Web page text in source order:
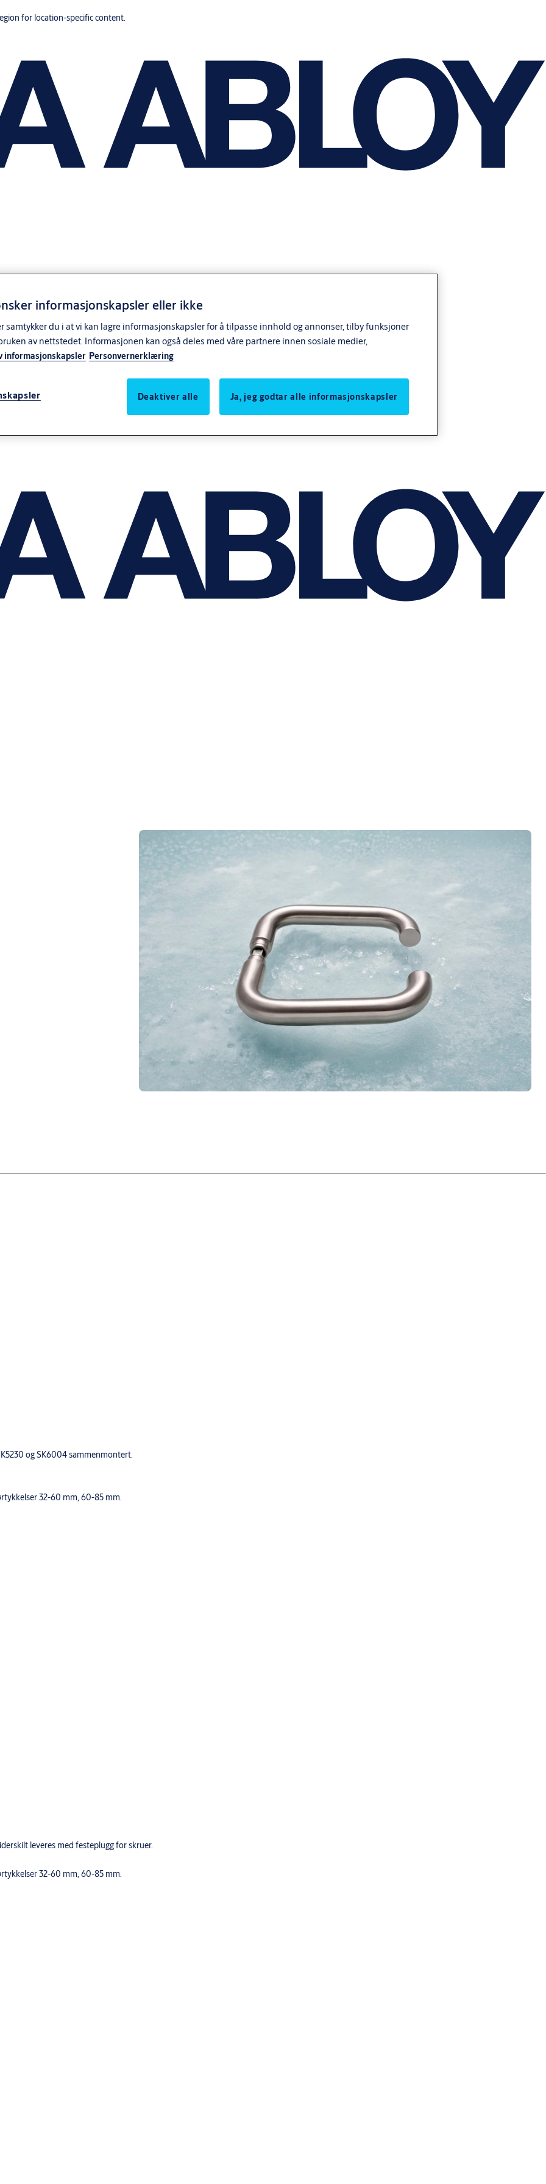
for location-specific content.
og SK6004 sammenmontert.
32-60 mm, 60-85 mm.
leveres med festeplugg for skruer.
32-60 mm, 60-85 mm.
informasjonskapsler eller ikke
samtykker du i at vi kan lagre informasjonskapsler for å tilpasse innhold og annonser, tilby funksjoner
av nettstedet. Informasjonen kan også deles med våre partnere innen sosiale medier,
informasjonskapsler Personvernerklæring
Deaktiver alle Ja, jeg godtar alle informasjonskapsler